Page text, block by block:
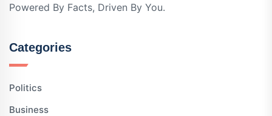
Powered By Facts, Driven By You.
Categories
Politics
Business